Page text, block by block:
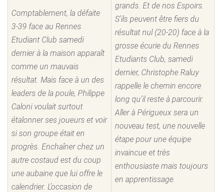
Comptablement, la défaite
3-39 face au Rennes
Etudiant Club samedi
dernier à la maison apparaît
comme un mauvais
résultat. Mais face à un des
leaders de la poule, Philippe
Caloni voulait surtout
étalonner ses joueurs et voir
si son groupe était en
progrès. Enchaîner chez un
autre costaud est du coup
une aubaine que lui offre le
calendrier. L’occasion de
grands. Et de nos Espoirs.
S’ils peuvent être fiers du
résultat nul (20-20) face à la
grosse écurie du Rennes
Etudiants Club, samedi
dernier, Christophe Raluy
rappelle le chemin encore
long qu’il reste à parcourir.
Aller à Périgueux sera un
nouveau test, une nouvelle
étape pour une équipe
invaincue et très
enthousiaste mais toujours
en apprentissage.